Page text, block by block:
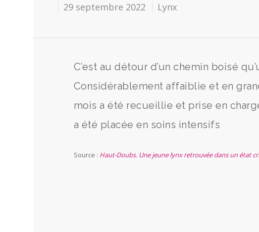
29 septembre 2022 Lynx
C’est au détour d’un chemin boisé
Considérablement affaiblie et en
mois a été recueillie et prise en
a été placée en soins intensifs
Source : Haut-Doubs. Une jeune lynx retrouvée dans un état